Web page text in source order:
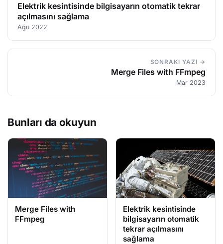
Elektrik kesintisinde bilgisayarın otomatik tekrar
açılmasını sağlama
Ağu 2022
SONRAKI YAZI →
Merge Files with FFmpeg
Mar 2023
Bunları da okuyun
Merge Files with
FFmpeg
Elektrik kesintisinde
bilgisayarın otomatik
tekrar açılmasını
sağlama